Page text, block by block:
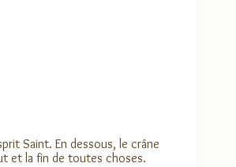
Saint. En dessous, le crâne
et la fin de toutes choses.